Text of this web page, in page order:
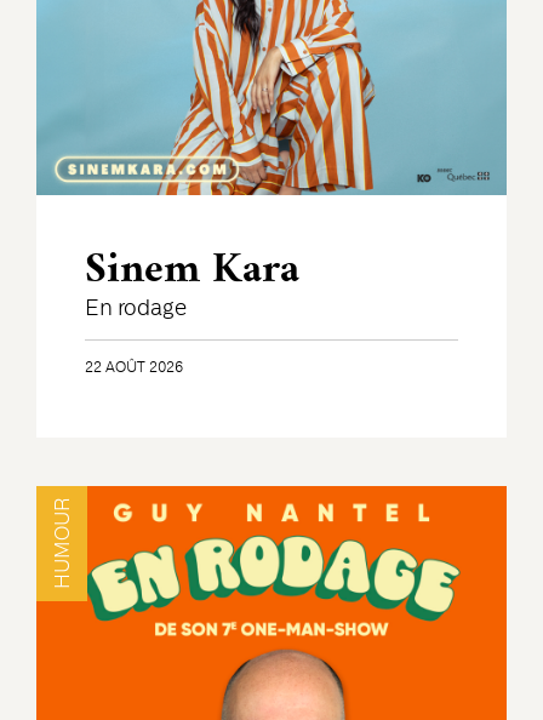
Sinem Kara
En rodage
22 AOÛT 2026
HUMOUR